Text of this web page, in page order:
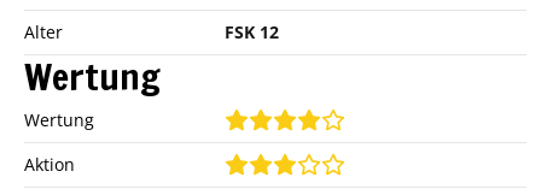
Alter
FSK 12
Wertung
Wertung
Aktion